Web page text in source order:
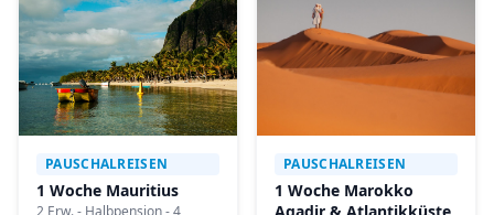
PAUSCHALREISEN
1 Woche Mauritius
2 Erw. - Halbpension - 4
PAUSCHALREISEN
1 Woche Marokko